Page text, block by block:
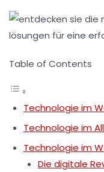
Table of Contents
Technologie im
Technologie im
Technologie im
Die digitale